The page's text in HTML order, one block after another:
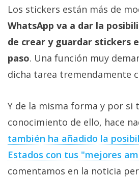
Profesional
+
Más
temas
Sorteos
Foros
Contacto
/
Los stickers están más de
WhatsApp va a dar la
de crear y guardar stickers
paso. Una función muy
dicha tarea tremendamente
Y de la misma forma y por si
conocimiento de ello, hace
también ha añadido la
Estados con tus "mejores
comentamos en la noticia